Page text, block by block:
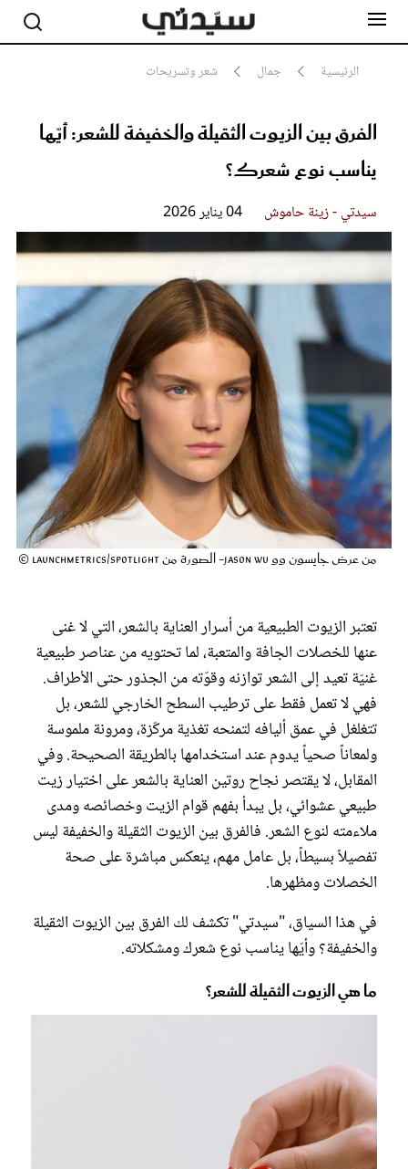
الرئيسية جمال شعر وتسريحات
الفرق بين الزيوت الثقيلة والخفيفة للشعر: أيّها
يناسب نوع شعرك؟
سيدتي - زينة حاموش 04 يناير 2026
من عرض جايسون وو Jason Wu- الصورة من Launchmetrics/Spotlight ©
تعتبر الزيوت الطبيعية من أسرار العناية بالشعر، التي لا غنى
عنها للخصلات الجافة والمتعبة، لما تحتويه من عناصر طبيعية
غنيّة تعيد إلى الشعر توازنه وقوّته من الجذور حتى الأطراف.
فهي لا تعمل فقط على ترطيب السطح الخارجي للشعر، بل
تتغلغل في عمق أليافه لتمنحه تغذية مركّزة، ومرونة ملموسة
ولمعاناً صحياً يدوم عند استخدامها بالطريقة الصحيحة. وفي
المقابل، لا يقتصر نجاح روتين العناية بالشعر على اختيار زيت
طبيعي عشوائي، بل يبدأ بفهم قوام الزيت وخصائصه ومدى
ملاءمته لنوع الشعر. فالفرق بين الزيوت الثقيلة والخفيفة ليس
تفصيلاً بسيطاً، بل عامل مهم، ينعكس مباشرة على صحة
الخصلات ومظهرها.
في هذا السياق، "سيدتي" تكشف لك الفرق بين الزيوت الثقيلة
والخفيفة؟ وأيّها يناسب نوع شعرك ومشكلاته.
ما هي الزيوت الثقيلة للشعر؟
مشاهير
جمال
سيدتي وطفلك
لايف ستايل
بلس+
مطبخ سيدتي
مقالات الرأي
ستايل
تقارير
عروس سيدتي
مجلة سيدتي
غلاف رفمي